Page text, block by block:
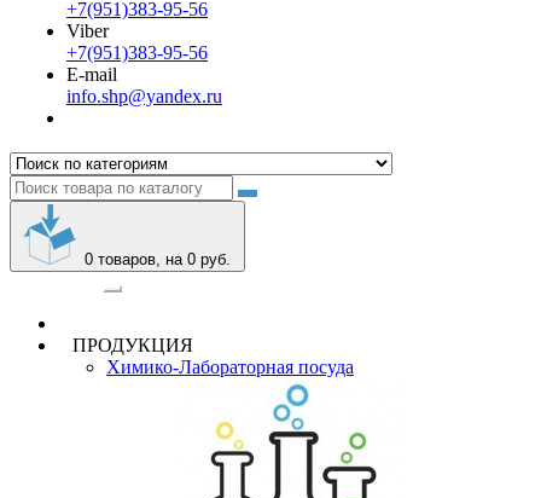
+7(951)383-95-56
Viber
+7(951)383-95-56
E-mail
info.shp@yandex.ru
0 товаров, на 0 руб.
ПРОДУКЦИЯ
Химико-Лабораторная посуда